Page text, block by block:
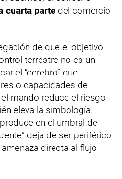
cuarta parte del comercio
de que el objetivo
terrestre no es un
el “cerebro” que
o capacidades de
mando reduce el riesgo
eleva la simbología.
en el umbral de
deja de ser periférico
directa al flujo